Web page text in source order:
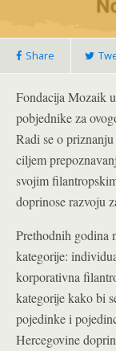
Share
Fondacija Mozaik
pobjednike za
Radi se o
ciljem
svojim
doprinose razvoju
Prethodnih godina
kategorije:
korporativna
kategorije kako bi
pojedinke i
Hercegovine